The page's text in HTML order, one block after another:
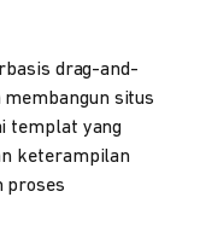
drag-and-
situs
templat yang
keterampilan
proses